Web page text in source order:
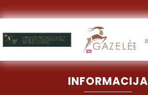
INFORMACIJA